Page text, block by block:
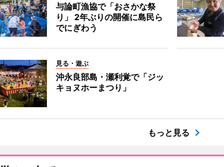
与論町漁協で「おさかな祭
り」 2年ぶりの開催に島民ら
でにぎわう
見る・遊ぶ
沖永良部島・瀬利覚で「ジッ
キョヌホーまつり」
もっと見る